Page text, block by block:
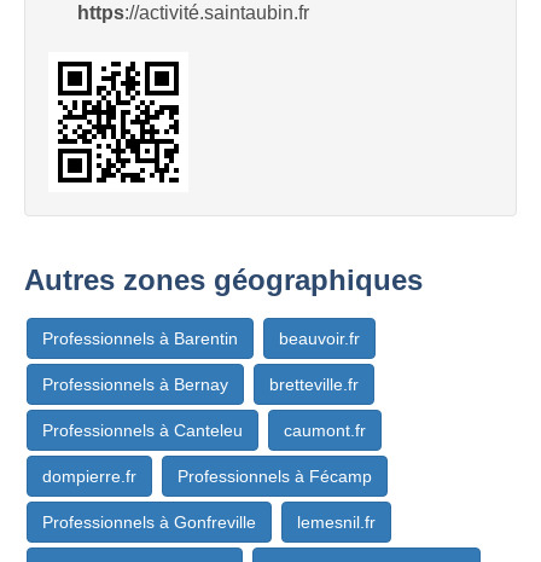
https://activité.saintaubin.fr
Autres zones géographiques
Professionnels à Barentin beauvoir.fr
Professionnels à Bernay bretteville.fr
Professionnels à Canteleu caumont.fr
dompierre.fr Professionnels à Fécamp
Professionnels à Gonfreville lemesnil.fr